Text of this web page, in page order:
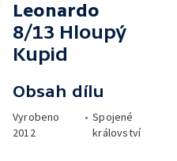
Leonardo
8/13 Hloupý
Kupid
Obsah dílu
Vyrobeno
2012
• Spojené
království